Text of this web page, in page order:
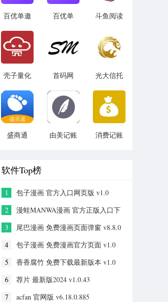
百优单邀
v1.1.3
百优单
斗鱼阅读
壳子量化
首码网
光大信托
盛商通
由美记账
消费记账
软件Top榜
1
包子漫画 官方入口网页版 v1.0
2
漫蛙MANWA漫画 官方正版入口下
3
尾巴漫画 免费漫画页面弹窗 v8.8.0
4
包子漫画 免费漫画官方页面 v1.0
5
香香腐竹 免费下载最新版本 v1.0
6
荐片 最新版2024 v1.0.43
7
acfan 官网版 v6.18.0.885